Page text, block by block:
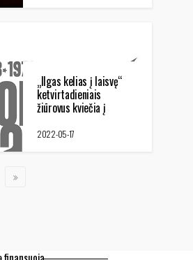
„Ilgas kelias į laisvę“
ketvirtadieniais
žiūrovus kviečia į
Lietuvos Nacionalinę
Martyno Mažvydo
2022-05-17